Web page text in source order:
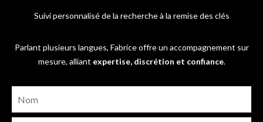
Suivi personnalisé de la recherche à la remise des clés
Parlant plusieurs langues, Fabrice offre un accompagnement sur
mesure, alliant expertise, discrétion et confiance.